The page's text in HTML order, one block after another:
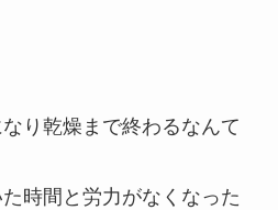
なり乾燥まで終わるなんて
た時間と労力がなくなった